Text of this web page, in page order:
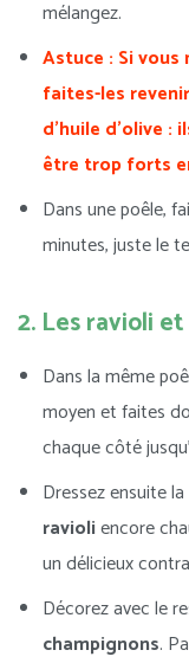
mélangez.
Astuce : Si vous
faites-les
d’huile d’olive
être trop forts
Dans une poêle,
minutes, juste le
2. Les ravioli
Dans la même
moyen et faites
chaque côté
Dressez ensuite la
ravioliencore
un délicieux
Décorez avec le
champignons.